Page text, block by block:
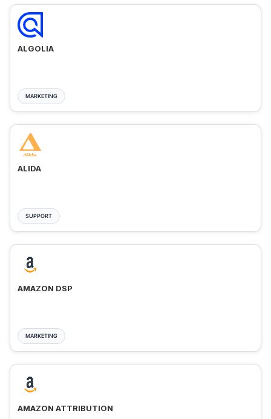
ALGOLIA
MARKETING
ALIDA
SUPPORT
AMAZON DSP
MARKETING
AMAZON ATTRIBUTION